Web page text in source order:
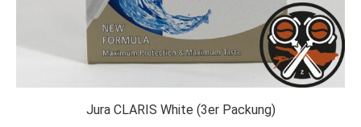
Jura CLARIS White (3er Packung)